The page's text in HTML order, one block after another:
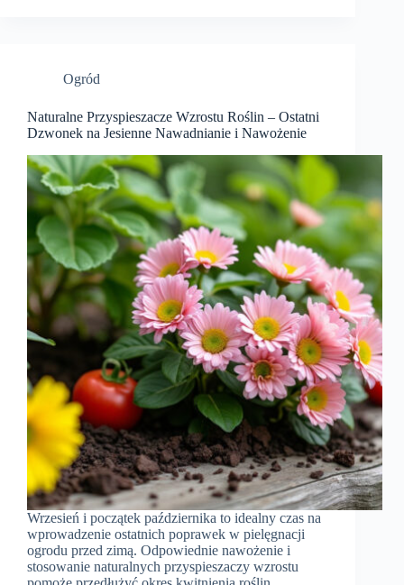
Ogród
Naturalne Przyspieszacze Wzrostu Roślin – Ostatni
Dzwonek na Jesienne Nawadnianie i Nawożenie
Wrzesień i początek października to idealny czas na
wprowadzenie ostatnich poprawek w pielęgnacji
ogrodu przed zimą. Odpowiednie nawożenie i
stosowanie naturalnych przyspieszaczy wzrostu